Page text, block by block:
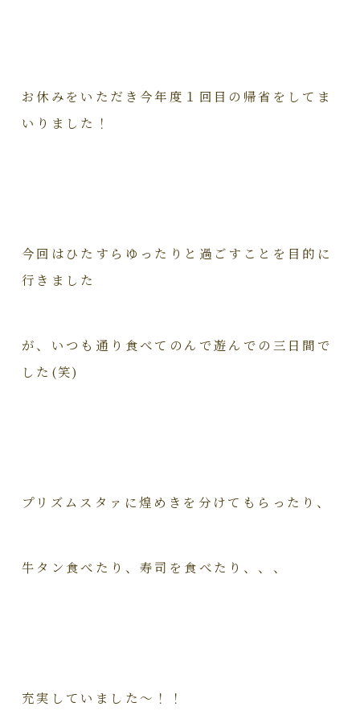
お休みをいただき今年度１回目の帰省をしてま
いりました！
今回はひたすらゆったりと過ごすことを目的に
行きました
が、いつも通り食べてのんで遊んでの三日間で
した(笑)
プリズムスタァに煌めきを分けてもらったり、
牛タン食べたり、寿司を食べたり、、、
充実していました～！！